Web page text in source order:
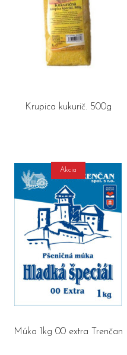
Krupica kukurič. 500g
Akcia
Múka 1kg 00 extra Trenčan